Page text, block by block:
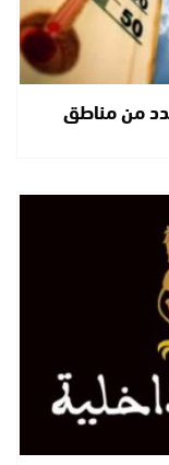
من مناطق